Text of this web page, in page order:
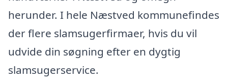
herunder. I hele Næstved kommunefindes
der flere slamsugerfirmaer, hvis du vil
udvide din søgning efter en dygtig
slamsugerservice.